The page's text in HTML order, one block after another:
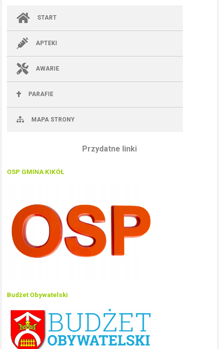
START
APTEKI
AWARIE
PARAFIE
MAPA STRONY
Przydatne linki
OSP GMINA KIKÓŁ
Budżet Obywatelski